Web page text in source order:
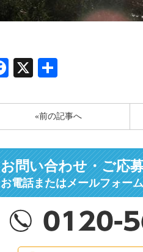
Facebook
X
«前の記事へ
お問い合わせ・ご応
お電話またはメールフォー